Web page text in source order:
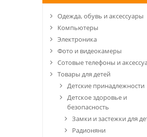
Одежда, обувь и аксессуары
Компьютеры
Электроника
Фото и видеокамеры
Сотовые телефоны и
Товары для детей
Детские принадлежности
Детское здоровье и
безопасность
Замки и застежки для
Радионяни